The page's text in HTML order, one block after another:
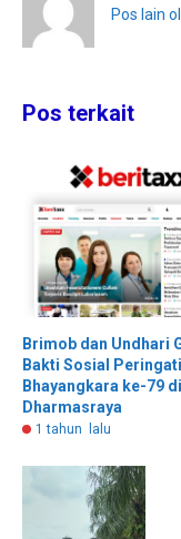
Pos lain
Pos terkait
Brimob dan Undhari
Bakti Sosial
Bhayangkara ke-79 di
Dharmasraya
1 tahun lalu